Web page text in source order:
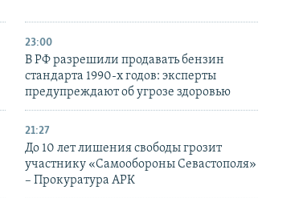
23:00
В РФ разрешили продавать бензин
стандарта 1990-х годов: эксперты
предупреждают об угрозе здоровью
21:27
До 10 лет лишения свободы грозит
участнику «Самообороны Севастополя»
– Прокуратура АРК